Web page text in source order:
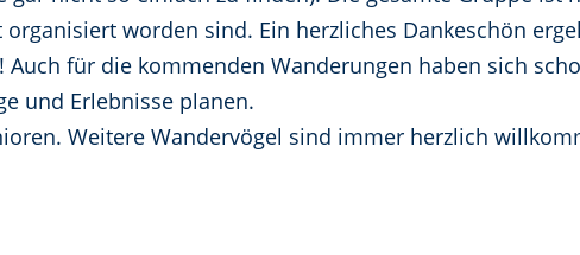
worden sind. Ein herzliches Dankeschön
Auch für die kommenden Wanderungen haben sich
und Erlebnisse planen.
Weitere Wandervögel sind immer herzlich